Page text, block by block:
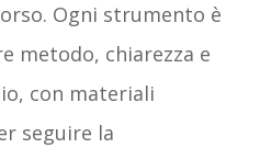
Ogni strumento è
metodo, chiarezza e
con materiali
seguire la